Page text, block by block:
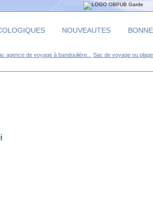
NOUVEAUTES
agence de voyage à bandoulière... Sac de voyage ou